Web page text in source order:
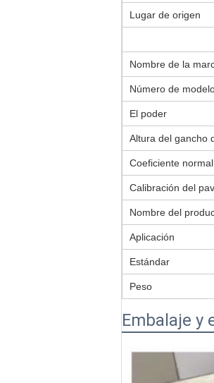
Lugar de origen
Nombre de la
Número de
El poder
Altura del gancho
Coeficiente
Calibración del
Nombre del
Aplicación
Estándar
Peso
Embalaje y